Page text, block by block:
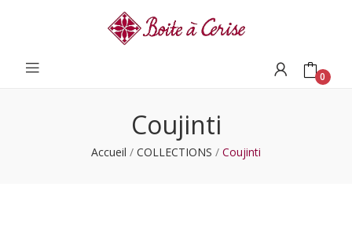
0
Coujinti
Accueil COLLECTIONS Coujinti